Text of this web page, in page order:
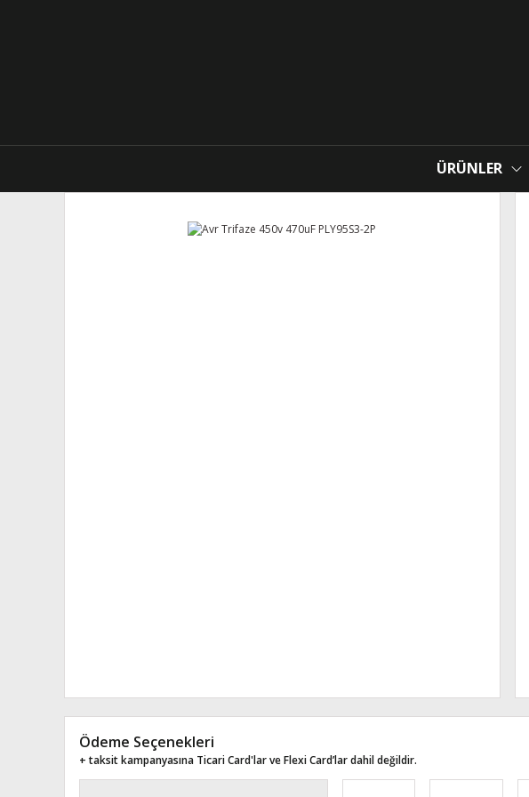
ÜRÜNLER
Ödeme Seçenekleri
+ taksit kampanyasına Ticari Card'lar ve Flexi Card’lar dahil değildir.